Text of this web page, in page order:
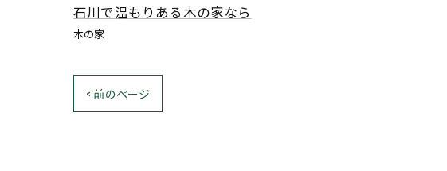
石川で温もりある木の家なら
木の家
< 前のページ